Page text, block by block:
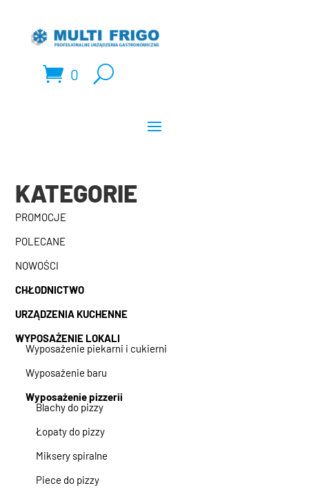
0
KATEGORIE
PROMOCJE
POLECANE
NOWOŚCI
CHŁODNICTWO
URZĄDZENIA KUCHENNE
WYPOSAŻENIE LOKALI
Wyposażenie piekarni i cukierni
Wyposażenie baru
Wyposażenie pizzerii
Blachy do pizzy
Łopaty do pizzy
Miksery spiralne
Piece do pizzy